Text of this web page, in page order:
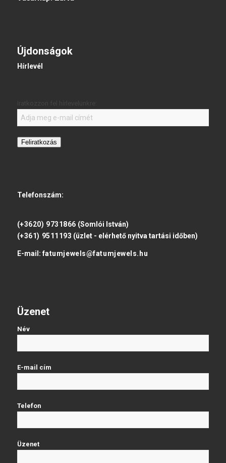
Újdonságok
Hírlevél
Feliratkozás
Telefonszám:
(+3620) 9731866 (Somlói István)
(+361) 9511193 (üzlet - elérhető nyitva tartási időben)
E-mail: fatumjewels@fatumjewels.hu
Üzenet
Név
E-mail cím
Telefon
Üzenet